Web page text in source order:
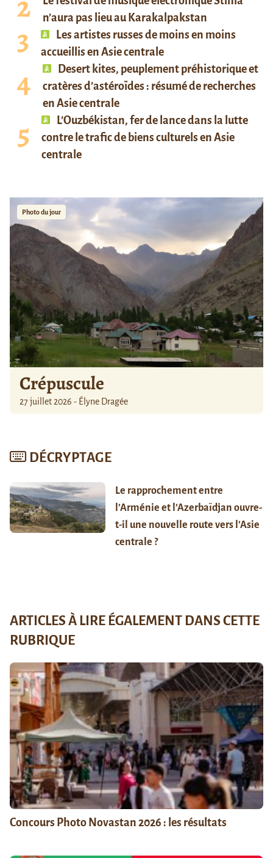
n’aura pas lieu au Karakalpakstan
Les artistes russes de moins en moins
accueillis en Asie centrale
Desert kites, peuplement préhistorique et
cratères d’astéroïdes : résumé de recherches
en Asie centrale
L’Ouzbékistan, fer de lance dans la lutte
contre le trafic de biens culturels en Asie
centrale
Photo du jour
Crépuscule
27 juillet 2026 - Élyne Dragée
DÉCRYPTAGE
Le rapprochement entre
l’Arménie et l’Azerbaïdjan ouvre-
t-il une nouvelle route vers l’Asie
centrale ?
ARTICLES À LIRE ÉGALEMENT DANS CETTE
RUBRIQUE
Concours Photo Novastan 2026 : les résultats